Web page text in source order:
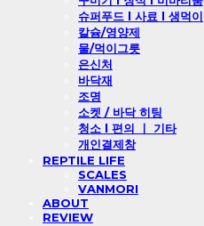
슈퍼푸드 l 사료 l 생먹이
칼슘/영양제
물/먹이그릇
은신처
바닥재
조명
소켓 / 바닥 히팅
청소 l 편의 ㅣ 기타
개인결제창
REPTILE LIFE
SCALES
VANMORI
ABOUT
REVIEW